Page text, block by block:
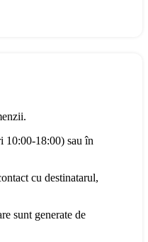
10:00-18:00) sau în
cu destinatarul,
sunt generate de